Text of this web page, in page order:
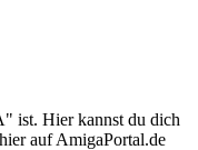
ist. Hier kannst du dich
auf AmigaPortal.de